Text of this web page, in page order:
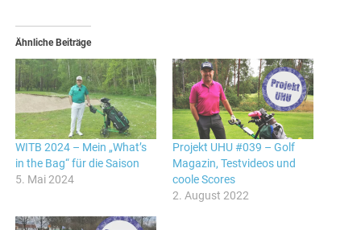
Ähnliche Beiträge
WITB 2024 – Mein „What’s
in the Bag“ für die Saison
5. Mai 2024
Projekt UHU #039 – Golf
Magazin, Testvideos und
coole Scores
2. August 2022